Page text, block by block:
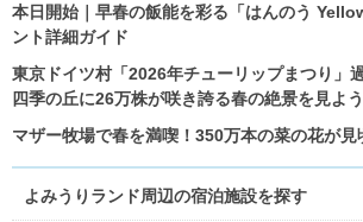
本日開始｜早春の飯能を彩る「はんのう
ント詳細ガイド
東京ドイツ村「2026年チューリップまつり」
四季の丘に26万株が咲き誇る春の絶景を見よう
マザー牧場で春を満喫！350万本の菜の花が見
よみうりランド周辺の宿泊施設を探す